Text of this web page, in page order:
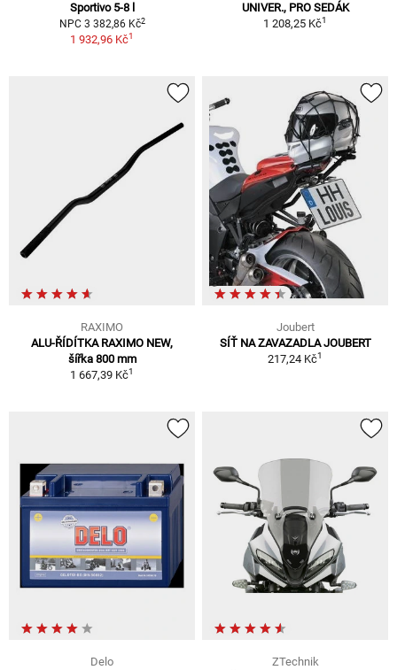
Sportivo 5-8 l
NPC 3 382,86 Kč2
1 932,96 Kč1
UNIVER., PRO SEDÁK
1 208,25 Kč1
RAXIMO
ALU-ŘÍDÍTKA RAXIMO NEW,
šířka 800 mm
1 667,39 Kč1
Joubert
SÍŤ NA ZAVAZADLA JOUBERT
217,24 Kč1
Delo
ZTechnik